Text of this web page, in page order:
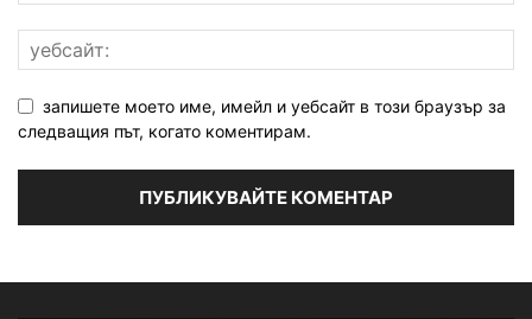
запишете моето име, имейл и уебсайт в този браузър за
следващия път, когато коментирам.